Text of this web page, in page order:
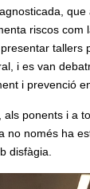
riscos com
tallers
i es van
i prevenció
ponents i a
només ha
disfàgia.